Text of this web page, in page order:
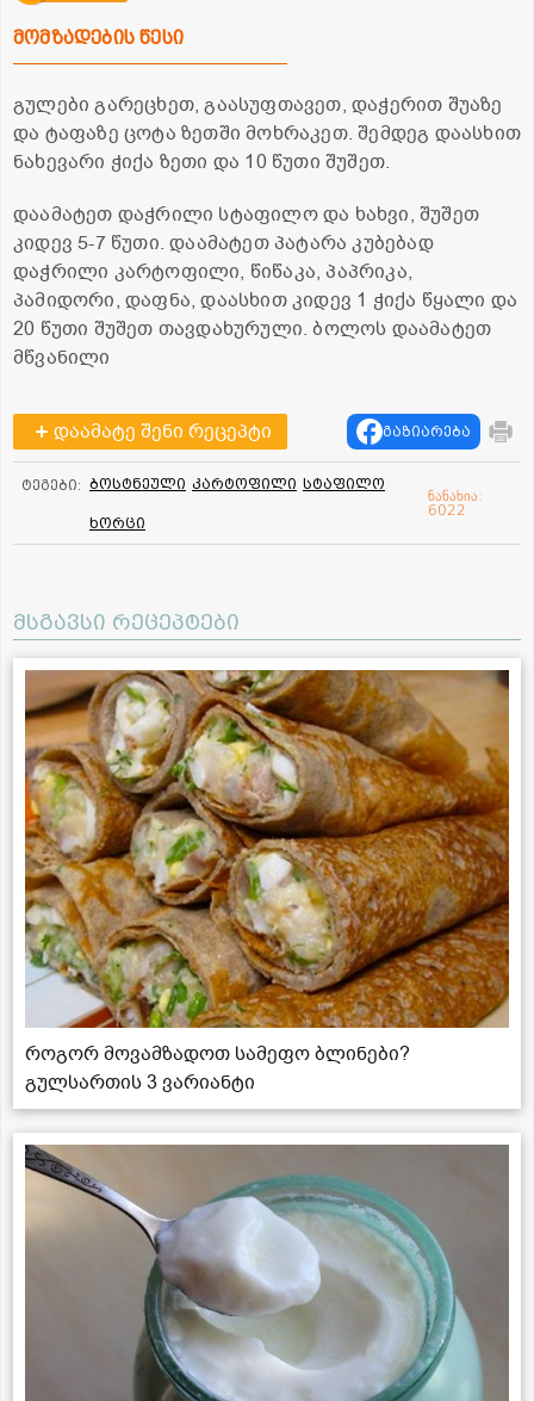
მომზადების წესი
გულები გარეცხეთ, გაასუფთავეთ, დაჭერით შუაზე
და ტაფაზე ცოტა ზეთში მოხრაკეთ. შემდეგ დაასხით
ნახევარი ჭიქა ზეთი და 10 წუთი შუშეთ.
დაამატეთ დაჭრილი სტაფილო და ხახვი, შუშეთ
კიდევ 5-7 წუთი. დაამატეთ პატარა კუბებად
დაჭრილი კარტოფილი, წიწაკა, პაპრიკა,
პამიდორი, დაფნა, დაასხით კიდევ 1 ჭიქა წყალი და
20 წუთი შუშეთ თავდახურული. ბოლოს დაამატეთ
მწვანილი
დაამატე შენი რეცეპტი გაზიარება
ტეგები: ბოსტნეული კარტოფილი სტაფილო
ხორცი
ნანახია:
6022
მსგავსი რეცეპტები
როგორ მოვამზადოთ სამეფო ბლინები?
გულსართის 3 ვარიანტი